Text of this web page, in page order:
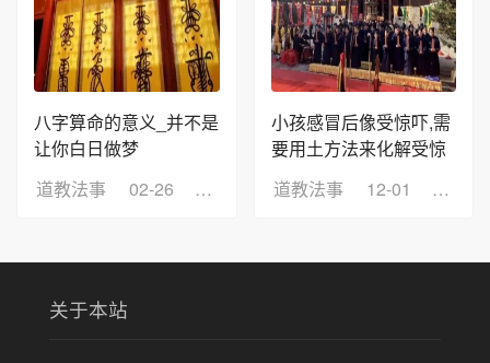
八字算命的意义_并不是
让你白日做梦
道教法事
02-26 浏览：7
小孩感冒后像受惊吓,需
要用土方法来化解受惊
道教法事
12-01 浏览
关于本站